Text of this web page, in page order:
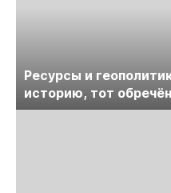
Ресурсы и
историю, тот